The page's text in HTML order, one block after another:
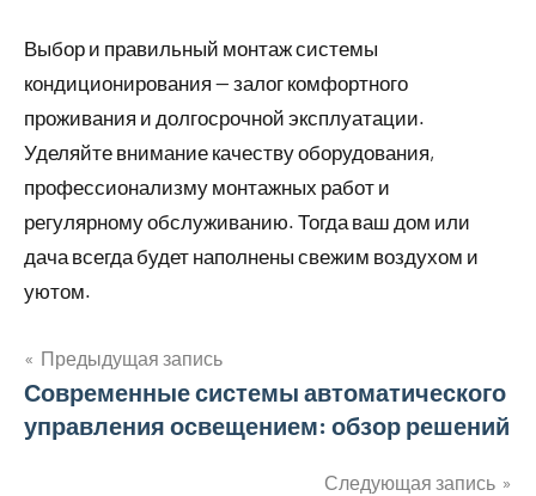
Выбор и правильный монтаж системы
кондиционирования — залог комфортного
проживания и долгосрочной эксплуатации.
Уделяйте внимание качеству оборудования,
профессионализму монтажных работ и
регулярному обслуживанию. Тогда ваш дом или
дача всегда будет наполнены свежим воздухом и
уютом.
Навигация
по
Предыдущая запись
Современные системы автоматического
управления освещением: обзор решений
Следующая запись